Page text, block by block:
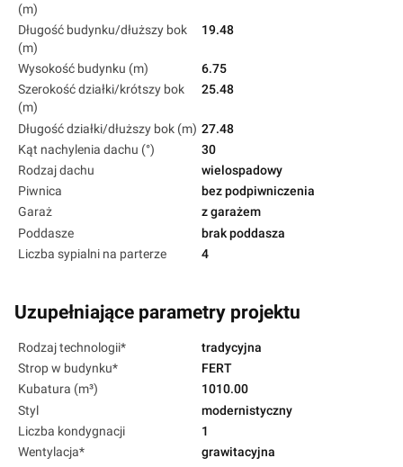
(m)
Długość budynku/dłuższy bok
(m)
19.48
Wysokość budynku (m)
6.75
Szerokość działki/krótszy bok
(m)
25.48
Długość działki/dłuższy bok (m) 27.48
Kąt nachylenia dachu (°)
30
Rodzaj dachu
wielospadowy
Piwnica
bez podpiwniczenia
Garaż
z garażem
Poddasze
brak poddasza
Liczba sypialni na parterze
4
Uzupełniające parametry projektu
Rodzaj technologii*
tradycyjna
Strop w budynku*
FERT
Kubatura (m³)
1010.00
Styl
modernistyczny
Liczba kondygnacji
1
Wentylacja*
grawitacyjna